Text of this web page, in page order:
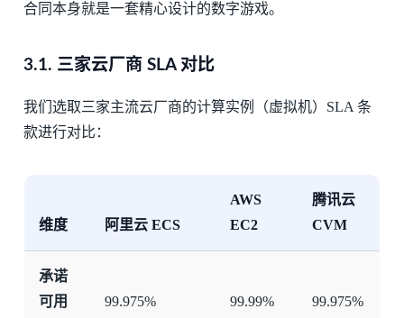
合同本身就是一套精心设计的数字游戏。
3.1. 三家云厂商 SLA 对比
我们选取三家主流云厂商的计算实例（虚拟机）SLA 条
款进行对比：
维度 阿里云 ECS
AWS
EC2
腾讯云
CVM
承诺
可用
99.975% 99.99% 99.975%